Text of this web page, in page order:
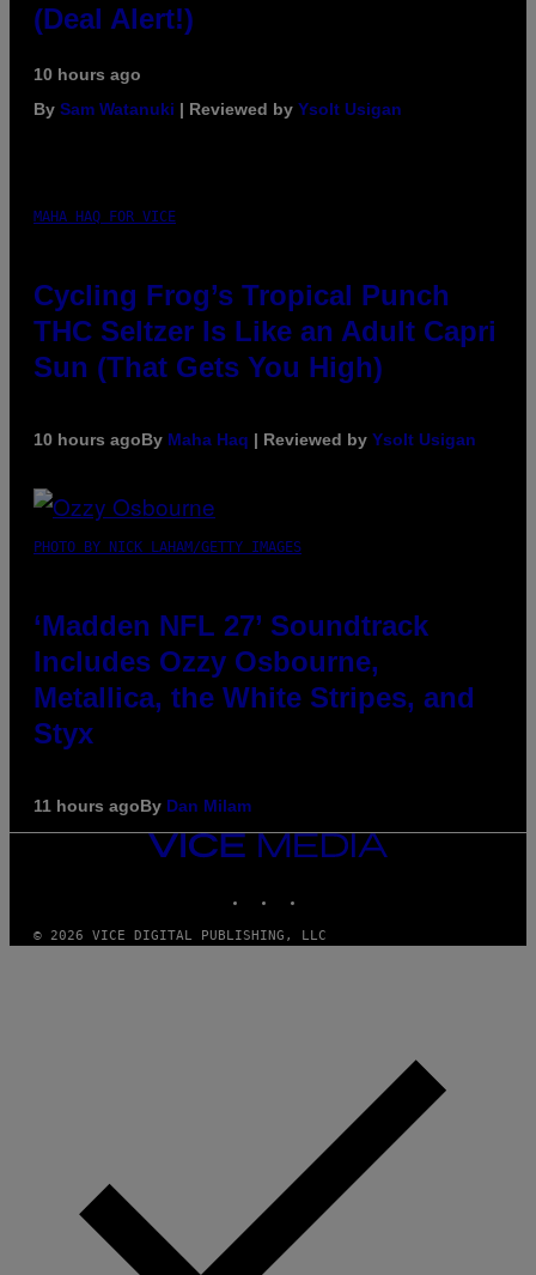
(Deal Alert!)
10 hours ago
By Sam Watanuki | Reviewed by Ysolt Usigan
MAHA HAQ FOR VICE
Cycling Frog’s Tropical Punch
THC Seltzer Is Like an Adult Capri
Sun (That Gets You High)
10 hours agoBy Maha Haq | Reviewed by Ysolt Usigan
PHOTO BY NICK LAHAM/GETTY IMAGES
‘Madden NFL 27’ Soundtrack
Includes Ozzy Osbourne,
Metallica, the White Stripes, and
Styx
11 hours agoBy Dan Milam
VICE
MEDIA
© 2026 VICE DIGITAL PUBLISHING, LLC